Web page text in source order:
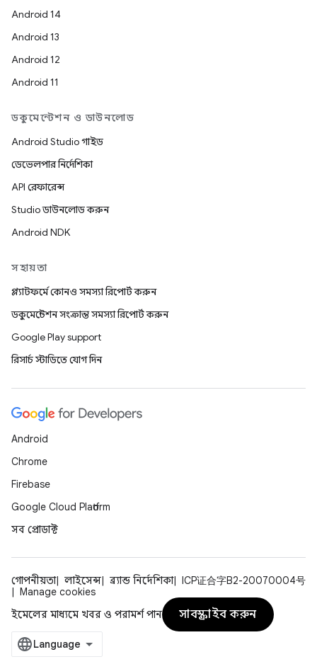
Android 14
Android 13
Android 12
Android 11
ডকুমেন্টেশন ও ডাউনলোড
Android Studio গাইড
ডেভেলপার নির্দেশিকা
API রেফারেন্স
Studio ডাউনলোড করুন
Android NDK
সহায়তা
প্ল্যাটফর্মে কোনও সমস্যা রিপোর্ট করুন
ডকুমেন্টেশন সংক্রান্ত সমস্যা রিপোর্ট করুন
Google Play support
রিসার্চ স্টাডিতে যোগ দিন
Android
Chrome
Firebase
Google Cloud Platform
সব প্রোডাক্ট
গোপনীয়তা লাইসেন্স ব্র্যান্ড নির্দেশিকা
ICP证合字B2-20070004号
Manage cookies
ইমেলের মাধ্যমে খবর ও পরামর্শ পান
সাবস্ক্রাইব করুন